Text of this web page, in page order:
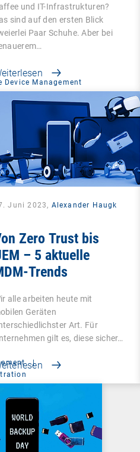
und IT-Infrastrukturen?
sind auf den ersten Blick
Paar Schuhe. Aber bei
Device Management
Juni 2023, Alexander Haugk
Zero Trust bis
– 5 aktuelle
Trends
alle arbeiten heute mit
Geräten
Art. Für
gilt es, diese sicher…
|